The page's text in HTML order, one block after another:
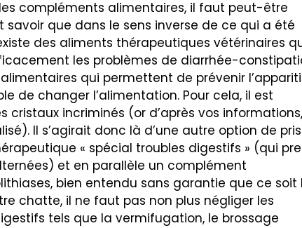
compléments alimentaires, il faut peut-être
que dans le sens inverse de ce qui a été
des aliments thérapeutiques vétérinaires
les problèmes de diarrhée-
qui permettent de prévenir
de changer l’alimentation. Pour cela, il est
incriminés (or d’après vos informations,
Il s’agirait donc là d’une autre option de
« spécial troubles digestifs » (qui
et en parallèle un complément
bien entendu sans garantie que ce soit
chatte, il ne faut pas non plus négliger les
tels que la vermifugation, le brossage